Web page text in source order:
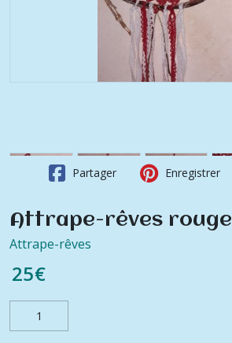
Partager Enregistrer
Attrape-rêves rouge
Attrape-rêves
25€